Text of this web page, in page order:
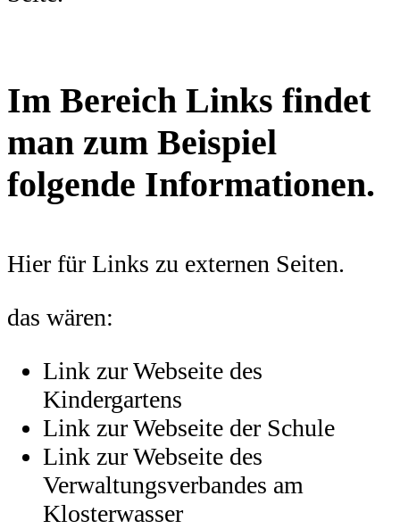
Im Bereich Links findet
man zum Beispiel
folgende Informationen.
Hier für Links zu externen Seiten.
das wären:
Link zur Webseite des
Kindergartens
Link zur Webseite der Schule
Link zur Webseite des
Verwaltungsverbandes am
Klosterwasser